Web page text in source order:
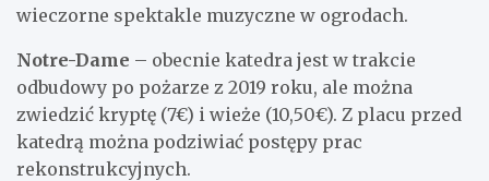
wieczorne spektakle muzyczne w ogrodach.
Notre-Dame – obecnie katedra jest w trakcie
odbudowy po pożarze z 2019 roku, ale można
zwiedzić kryptę (7€) i wieże (10,50€). Z placu przed
katedrą można podziwiać postępy prac
rekonstrukcyjnych.